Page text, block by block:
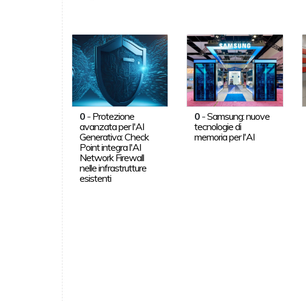
0- Protezione
avanzata per l'AI
Generativa: Check
Point integra l'AI
Network Firewall
nelle infrastrutture
esistenti
0 -Samsung: nuove
tecnologie di
memoria per l'AI